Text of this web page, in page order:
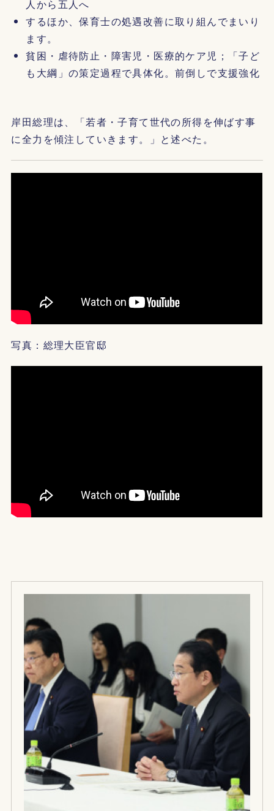
人から五人へ
するほか、保育士の処遇改善に取り組んでまいり
ます。
貧困・虐待防止・障害児・医療的ケア児；「子ど
も大綱」の策定過程で具体化。前倒しで支援強化
岸田総理は、「若者・子育て世代の所得を伸ばす事
に全力を傾注していきます。」と述べた。
写真：総理大臣官邸